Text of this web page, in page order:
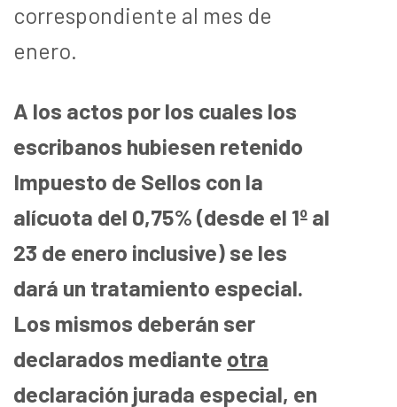
correspondiente al mes de
enero.
A los actos por los cuales los
escribanos hubiesen retenido
Impuesto de Sellos con la
alícuota del 0,75% (desde el 1º al
23 de enero inclusive) se les
dará un tratamiento especial.
Los mismos deberán ser
declarados mediante otra
declaración jurada especial, en